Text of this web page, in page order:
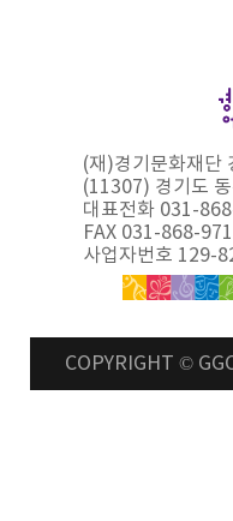
(재)경기문화재단
(11307) 경기도
대표전화 031-
FAX 031-868-
사업자번호 129-
COPYRIGHT ©